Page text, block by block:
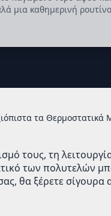
μια καθημερινή
τα
τους, τη
των πολυτελών
θα ξέρετε σίγουρα